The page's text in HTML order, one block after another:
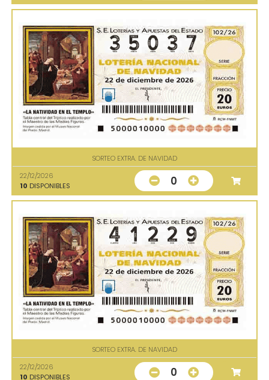
SORTEO EXTRA. DE NAVIDAD
22/12/2026
10 DISPONIBLES 0
SORTEO EXTRA. DE NAVIDAD
22/12/2026
10 DISPONIBLES 0